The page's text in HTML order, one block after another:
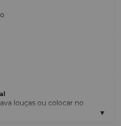
louças ou colocar no